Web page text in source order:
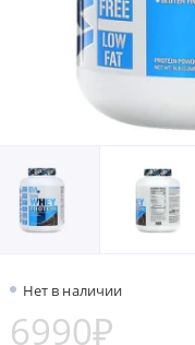
Нет в наличии
6990₽